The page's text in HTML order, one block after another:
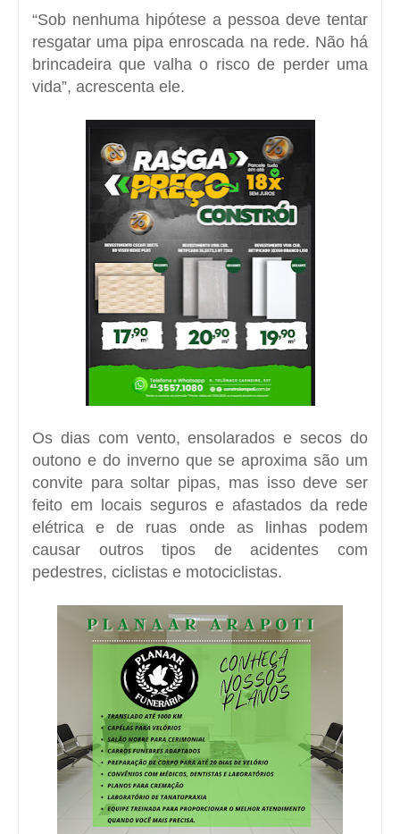
“Sob nenhuma hipótese a pessoa deve tentar
resgatar uma pipa enroscada na rede. Não há
brincadeira que valha o risco de perder uma
vida”, acrescenta ele.
Os dias com vento, ensolarados e secos do
outono e do inverno que se aproxima são um
convite para soltar pipas, mas isso deve ser
feito em locais seguros e afastados da rede
elétrica e de ruas onde as linhas podem
causar outros tipos de acidentes com
pedestres, ciclistas e motociclistas.